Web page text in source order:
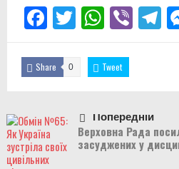
Facebook
TwitterViber
Share 0 Tweet
Попередній
Верховна Рада
засуджених у